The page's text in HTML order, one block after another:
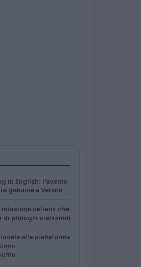
in English: l’evento
genuine a Verona
missione italiana che
di profughi vietnamiti
alle piattaforme